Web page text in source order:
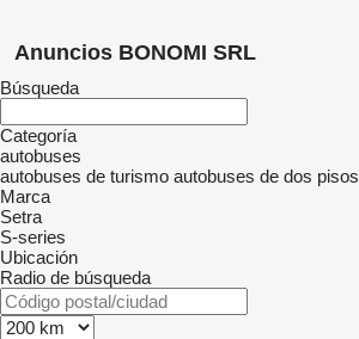
Anuncios BONOMI SRL
Búsqueda
Categoría
autobuses
autobuses de turismo autobuses de dos pisos
Marca
Setra
S-series
Ubicación
Radio de búsqueda